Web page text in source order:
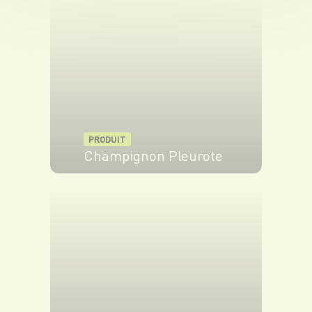
PRODUIT
Champignon Pleurote